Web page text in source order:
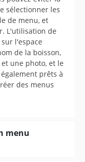
sélectionner les
de menu, et
L'utilisation de
l'espace
de la boisson,
une photo, et le
prêts à
des menus
menu